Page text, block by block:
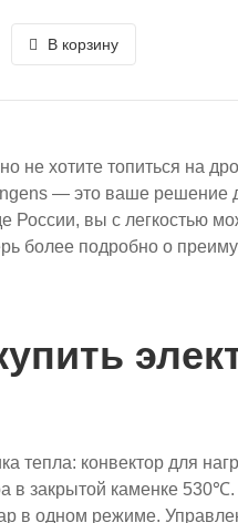
В корзину
не хотите топиться на
— это ваше решение
вы с легкостью
более подробно о
тепла: конвектор для
в закрытой каменке
в одном режиме.